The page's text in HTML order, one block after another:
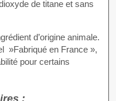
de titane et sans
d’origine animale.
»Fabriqué en France »,
pour certains
: